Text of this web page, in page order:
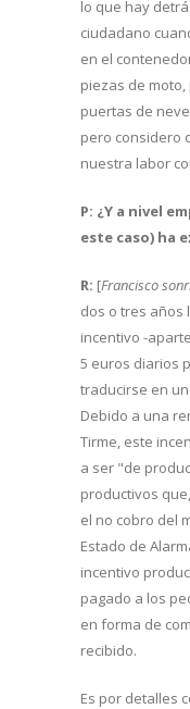
lo que hay
ciudadano
en el
piezas de
puertas de
pero considero
nuestra labor
P: ¿Y a nivel
este caso) ha
R: [Francisco
dos o tres años
incentivo -
5 euros diarios
traducirse en
Debido a una
Tirme, este
a ser "de
productivos
el no cobro del
Estado de
incentivo
pagado a los
en forma de
recibido.
Es por detalles